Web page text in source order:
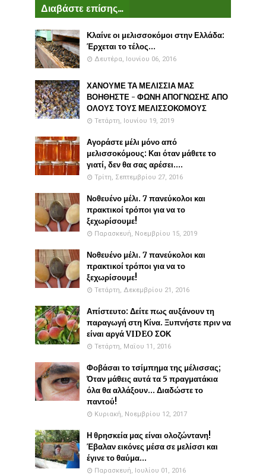
Διαβάστε επίσης...
Κλαίνε οι μελισσοκόμοι στην Ελλάδα:
Έρχεται το τέλος...
Δευτέρα, Ιουνίου 06, 2016
ΧΑΝΟΥΜΕ ΤΑ ΜΕΛΙΣΣΙΑ ΜΑΣ
ΒΟΗΘΗΣΤΕ - ΦΩΝΗ ΑΠΟΓΝΩΣΗΣ ΑΠΟ
ΟΛΟΥΣ ΤΟΥΣ ΜΕΛΙΣΣΟΚΟΜΟΥΣ
Τετάρτη, Ιουνίου 19, 2019
Αγοράστε μέλι μόνο από
μελισσοκόμους: Και όταν μάθετε το
γιατί, δεν θα σας αρέσει....
Τρίτη, Σεπτεμβρίου 27, 2016
Νοθευένο μέλι. 7 πανεύκολοι και
πρακτικοί τρόποι για να το
ξεχωρίσουμε!
Παρασκευή, Νοεμβρίου 15, 2019
Νοθευένο μέλι. 7 πανεύκολοι και
πρακτικοί τρόποι για να το
ξεχωρίσουμε!
Τετάρτη, Δεκεμβρίου 21, 2016
Απίστευτο: Δείτε πως αυξάνουν τη
παραγωγή στη Κίνα. Ξυπνήστε πριν να
είναι αργά VIDEO ΣΟΚ
Τετάρτη, Μαΐου 11, 2016
Φοβάσαι το τσίμπημα της μέλισσας;
Όταν μάθεις αυτά τα 5 πραγματάκια
όλα θα αλλάξουν... Διαδώστε το
παντού!
Κυριακή, Νοεμβρίου 12, 2017
Η θρησκεία μας είναι ολοζώντανη!
Έβαλαν εικόνες μέσα σε μελίσσι και
έγινε το θαύμα...
Παρασκευή, Ιουλίου 01, 2016